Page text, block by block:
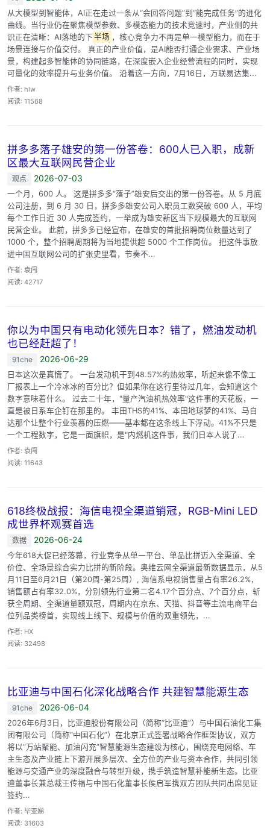
从大模型到智能体，AI正在走过一条从“会回答问题”到“能完成任务”的进化
曲线。当行业仍在聚焦模型参数、多模态能力的技术竞速时，产业侧的共
识正在清晰：AI落地的下 半场 ，核心竞争力不再是单一模型能力，而在于
场景连接与价值交付。 真正的产业价值，是AI能否打通企业需求、产业场
景，构建起多智能体的协同链路，在深度嵌入企业经营流程的同时，实现
可量化的效率提升与业务价值。 沿着这一方向，7月16日，万联易达集...
作者: hlw
阅读: 11568
拼多多落子雄安的第一份答卷：600人已入职，成新
区最大互联网民营企业
观点 2026-07-03
一个月，600 人。 这是拼多多“落子”雄安后交出的第一份答卷。从 5 月底
公司注册，到 6 月 30 日，拼多多雄安公司入职员工数突破 600 人，平均
每个工作日近 30 人完成签约，一举成为雄安新区当下规模最大的互联网
民营企业。 此前，拼多多已经宣布，在雄安的首批招聘岗位数量达到了
1000 个，整个招聘周期将为当地提供超 5000 个工作岗位。 把这件事放
进中国互联网公司的扩张史里看，节奏不...
作者: 袁闯
阅读: 42717
你以为中国只有电动化领先日本？错了，燃油发动机
也已经赶超了！
91che 2026-06-29
日本这次是真慌了。 一台发动机干到48.57%的热效率，听起来像不像工
厂报表上一个冷冰冰的百分比？但如果你在这行里待过几年，会知道这个
数字意味着什么。 过去二十年，"量产汽油机热效率"这件事的天花板，一
直是被日系车企钉在那里的。 丰田THS的41%、本田地球梦的41%、马自
达那个让整个行业羡慕的压燃——基本都在这条线上下浮动。41%不只是
一个工程数字，它是一面旗帜，是"内燃机这件事，我们日本人说了...
作者: 袁闯
阅读: 11643
618终极战报：海信电视全渠道销冠，RGB-Mini LED
成世界杯观赛首选
数据 2026-06-24
今年618大促已经落幕，行业竞争从单一平台、单品比拼迈入全渠道、全
价位、全场景综合实力比拼的新阶段。奥维云网全渠道最新数据显示，从5
月11日至6月21日（第20周-第25周）, 海信系电视销售量占有率26.2%，
销售额占有率32.0%，分别领先行业第二名4.17个百分点、7个百分点，斩
获全周期、全渠道量额双冠，周期内在京东、天猫、抖音等主流电商平台
位列品类榜首，实现线上线下、规模与价值的双重领先，...
作者: HX
阅读: 32498
比亚迪与中国石化深化战略合作 共建智慧能源生态
91che 2026-06-04
2026年6月3日，比亚迪股份有限公司（简称“比亚迪”）与中国石油化工集
团有限公司（简称“中国石化”）在北京正式签署战略合作框架协议，双方
将以“万站聚能、加油闪充”智慧能源生态建设为核心，围绕充电网络、车
主生态及产业链上下游开展多层次、全方位的产业与资本合作，共同引领
能源与交通产业的深度融合与转型升级，携手筑造智慧补能新生态。比亚
迪董事长兼总裁王传福与中国石化董事长侯启军携双方团队共同出席见证
签约...
作者: 毕亚娣
阅读: 31603